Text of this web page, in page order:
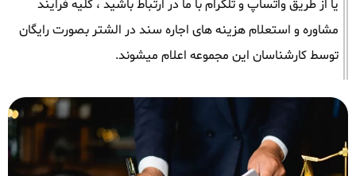
یا از طریق واتساپ و تلگرام با ما در ارتباط باشید ، کلیه فرایند
مشاوره و استعلام هزینه های اجاره سند در الشتر بصورت رایگان
توسط کارشناسان این مجموعه اعلام میشوند.